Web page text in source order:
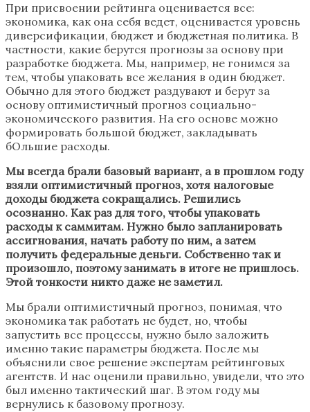
При присвоении рейтинга оценивается все:
экономика, как она себя ведет, оценивается уровень
диверсификации, бюджет и бюджетная политика. В
частности, какие берутся прогнозы за основу при
разработке бюджета. Мы, например, не гонимся за
тем, чтобы упаковать все желания в один бюджет.
Обычно для этого бюджет раздувают и берут за
основу оптимистичный прогноз социально-
экономического развития. На его основе можно
формировать большой бюджет, закладывать
бОльшие расходы.
Мы всегда брали базовый вариант, а в прошлом году
взяли оптимистичный прогноз, хотя налоговые
доходы бюджета сокращались. Решились
осознанно. Как раз для того, чтобы упаковать
расходы к саммитам. Нужно было запланировать
ассигнования, начать работу по ним, а затем
получить федеральные деньги. Собственно так и
произошло, поэтому занимать в итоге не пришлось.
Этой тонкости никто даже не заметил.
Мы брали оптимистичный прогноз, понимая, что
экономика так работать не будет, но, чтобы
запустить все процессы, нужно было заложить
именно такие параметры бюджета. После мы
объяснили свое решение экспертам рейтинговых
агентств. И нас оценили правильно, увидели, что это
был именно тактический шаг. В этом году мы
вернулись к базовому прогнозу.